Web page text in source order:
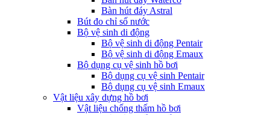
Bàn hút đáy Astral
Bút đo chỉ số nước
Bộ vệ sinh di động
Bộ vệ sinh di động Pentair
Bộ vệ sinh di động Emaux
Bộ dụng cụ vệ sinh hồ bơi
Bộ dụng cụ vệ sinh Pentair
Bộ dụng cụ vệ sinh Emaux
Vật liệu xây dựng hồ bơi
Vật liệu chống thấm hồ bơi